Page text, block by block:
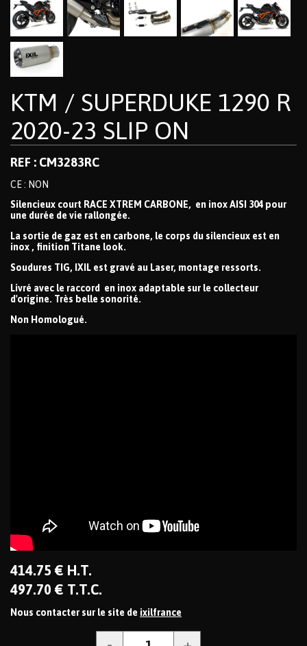
KTM / SUPERDUKE 1290 R
2020-23 SLIP ON
REF : CM3283RC
CE : NON
Silencieux court RACE XTREM CARBONE, en inox AISI 304 pour
une durée de vie rallongée.
La sortie de gaz est en carbone, le corps du silencieux est en
inox , finition Titane look.
Soudures TIG, IXIL est gravé au Laser, montage ressorts.
Livré avec le raccord en inox adaptable sur le collecteur
d'origine. Très belle sonorité.
Non Homologué.
414.75 € H.T.
497.70 € T.T.C.
Nous contacter sur le site de ixilfrance